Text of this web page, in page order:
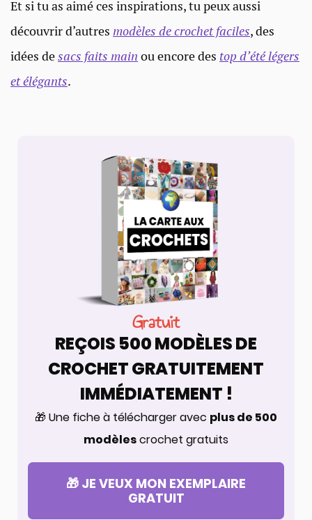
Et si tu as aimé ces inspirations, tu peux aussi
découvrir d’autres modèles de crochet faciles, des
idées desacs faits main ou encore des top d’été légers
et élégants.
Gratuit
REÇOIS 500 MODÈLES DE
CROCHET GRATUITEMENT
IMMÉDIATEMENT !
🎁 Une fiche à télécharger avec plus de 500
modèlescrochet gratuits
🎁 JE VEUX MON EXEMPLAIRE
GRATUIT